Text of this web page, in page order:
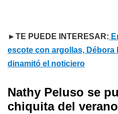
►TE PUEDE INTERESAR:
escote con argollas, Débora
dinamitó el noticiero
Nathy Peluso se
chiquita del verano